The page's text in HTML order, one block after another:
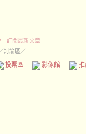
訂閱最新文章
討論區／
投票區 影像館